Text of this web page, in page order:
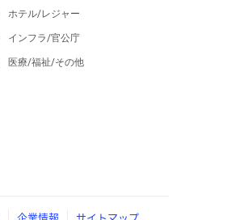
ホテル/レジャー
インフラ/官公庁
医療/福祉/その他